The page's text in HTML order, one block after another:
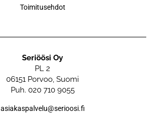
Toimitusehdot
Seriöösi Oy
PL 2
06151 Porvoo, Suomi
Puh. 020 710 9055
asiakaspalvelu@serioosi.fi